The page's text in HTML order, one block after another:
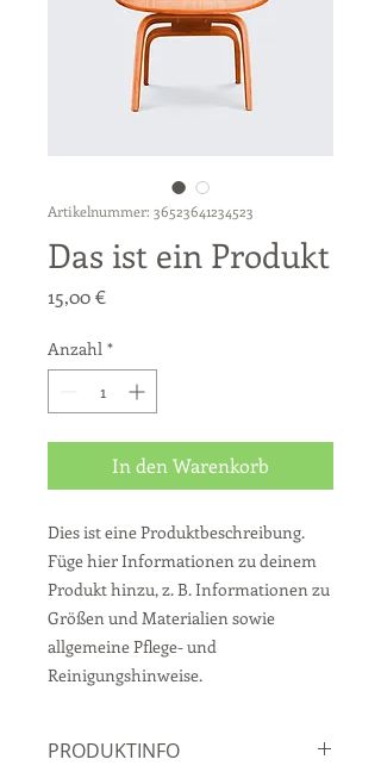
Artikelnummer: 36523641234523
Das ist ein Produkt
15,00 €Preis
Anzahl *
In den Warenkorb
Dies ist eine Produktbeschreibung.
Füge hier Informationen zu deinem
Produkt hinzu, z. B. Informationen zu
Größen und Materialien sowie
allgemeine Pflege- und
Reinigungshinweise.
PRODUKTINFO